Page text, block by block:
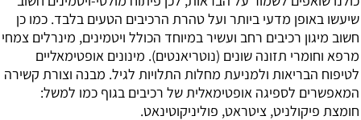
שיעשו באופן מדעי ביותר ועל טהרת הרכיבים הטעים בלבד. כמו כן
חשוב מיגון רכיבים רחב ועשיר במיוחד הכולל ויטמינים, מינרלים צמחי
מרפא וחומרי תזונה שונים (נוטריאנטים). מינונים אופטימאליים
לטיפוח הבריאות ולמניעת מחלות התלויות לגיל. מבנה וצורת קשירה
המאפשרים לספיגה אופטימאלית של רכיבים בגוף כמו למשל:
חומצת פיקולניט, ציטראט, פוליניקוטינאט.